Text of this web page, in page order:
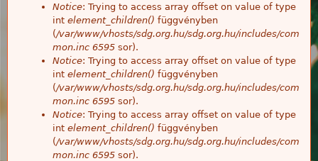
Notice: Trying to access array offset on value of type
int element_children() függvényben
(/var/www/vhosts/sdg.org.hu/sdg.org.hu/includes/com
mon.inc 6595 sor).
Notice: Trying to access array offset on value of type
int element_children() függvényben
(/var/www/vhosts/sdg.org.hu/sdg.org.hu/includes/com
mon.inc 6595 sor).
Notice: Trying to access array offset on value of type
int element_children() függvényben
(/var/www/vhosts/sdg.org.hu/sdg.org.hu/includes/com
mon.inc 6595 sor).